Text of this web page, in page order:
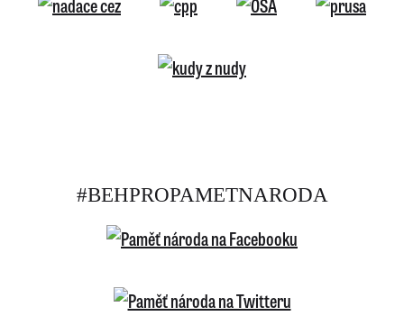
#BEHPROPAMETNARODA